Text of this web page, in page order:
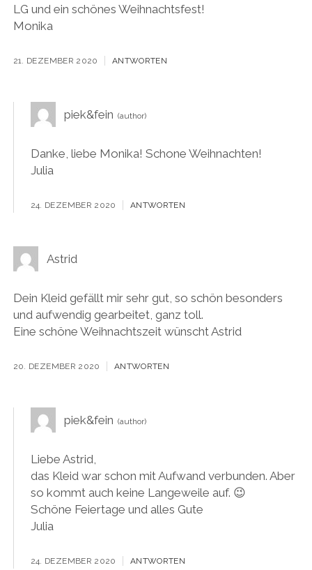
LG und ein schönes Weihnachtsfest!
Monika
21. DEZEMBER 2020 ANTWORTEN
piek&fein
Danke, liebe Monika! Schone Weihnachten!
Julia
24. DEZEMBER 2020 ANTWORTEN
Astrid
Dein Kleid gefällt mir sehr gut, so schön besonders
und aufwendig gearbeitet, ganz toll.
Eine schöne Weihnachtszeit wünscht Astrid
20. DEZEMBER 2020 ANTWORTEN
piek&fein
Liebe Astrid,
das Kleid war schon mit Aufwand verbunden. Aber
so kommt auch keine Langeweile auf. 😉
Schöne Feiertage und alles Gute
Julia
24. DEZEMBER 2020 ANTWORTEN